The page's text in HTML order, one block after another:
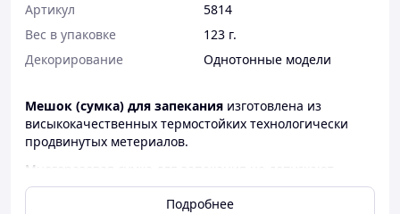
Артикул
5814
Вес в упаковке
123 г.
Декорирование
Однотонные модели
Мешок (сумка) для запекания изготовлена из
висыкокачественных термостойких технологически
продвинутых метериалов.
Многоразовая сумка для запекания не допускают
подгорания, легко чистяться, можно стирать и
использовать в посудомоечной машине.
Подробнее